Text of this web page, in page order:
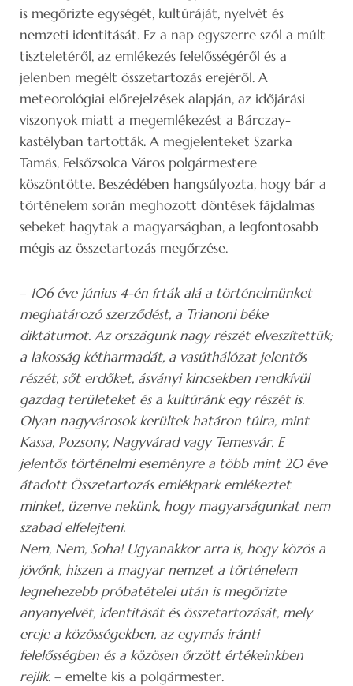
is megőrizte egységét, kultúráját, nyelvét és
nemzeti identitását. Ez a nap egyszerre szól a múlt
tiszteletéről, az emlékezés felelősségéről és a
jelenben megélt összetartozás erejéről. A
meteorológiai előrejelzések alapján, az időjárási
viszonyok miatt a megemlékezést a Bárczay-
kastélyban tartották. A megjelenteket Szarka
Tamás, Felsőzsolca Város polgármestere
köszöntötte. Beszédében hangsúlyozta, hogy bár a
történelem során meghozott döntések fájdalmas
sebeket hagytak a magyarságban, a legfontosabb
mégis az összetartozás megőrzése.
– 106 éve június 4-én írták alá a történelmünket
meghatározó szerződést, a Trianoni béke
diktátumot. Az országunk nagy részét elveszítettük;
a lakosság kétharmadát, a vasúthálózat jelentős
részét, sőt erdőket, ásványi kincsekben rendkívül
gazdag területeket és a kultúránk egy részét is.
Olyan nagyvárosok kerültek határon túlra, mint
Kassa, Pozsony, Nagyvárad vagy Temesvár. E
jelentős történelmi eseményre a több mint 20 éve
átadott Összetartozás emlékpark emlékeztet
minket, üzenve nekünk, hogy magyarságunkat nem
szabad elfelejteni.
Nem, Nem, Soha! Ugyanakkor arra is, hogy közös a
jövőnk, hiszen a magyar nemzet a történelem
legnehezebb próbatételei után is megőrizte
anyanyelvét, identitását és összetartozását, mely
ereje a közösségekben, az egymás iránti
felelősségben és a közösen őrzött értékeinkben
rejlik. – emelte kis a polgármester.